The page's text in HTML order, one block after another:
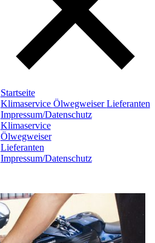
Startseite
Klimaservice ÖlwegweiserLieferanten
Impressum/Datenschutz
Klimaservice
Ölwegweiser
Lieferanten
Impressum/Datenschutz